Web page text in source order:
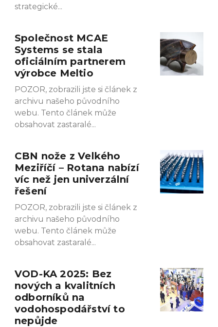
strategické
Společnost MCAE
Systems se stala
oficiálním partnerem
výrobce Meltio
POZOR, zobrazili jste si článek z
archivu našeho původního
webu. Tento článek může
obsahovat zastaralé
CBN nože z Velkého
Meziříčí – Rotana nabízí
víc než jen univerzální
řešení
POZOR, zobrazili jste si článek z
archivu našeho původního
webu. Tento článek může
obsahovat zastaralé
VOD-KA 2025: Bez
nových a kvalitních
odborníků na
vodohospodářství to
nepůjde